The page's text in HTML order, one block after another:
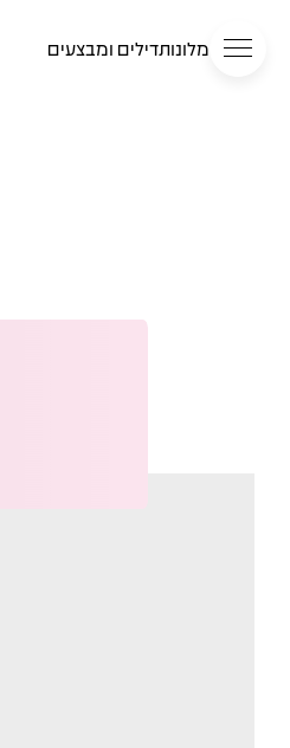
מלונותדילים ומבצעים